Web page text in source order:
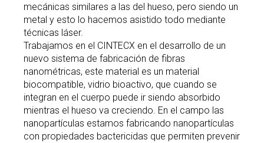
mecánicas similares a las del hueso, pero siendo un
metal y esto lo hacemos asistido todo mediante
técnicas láser.
Trabajamos en el CINTECX en el desarrollo de un
nuevo sistema de fabricación de fibras
nanométricas, este material es un material
biocompatible, vidrio bioactivo, que cuando se
integran en el cuerpo puede ir siendo absorbido
mientras el hueso va creciendo. En el campo las
nanopartículas estamos fabricando nanopartículas
con propiedades bactericidas que permiten prevenir